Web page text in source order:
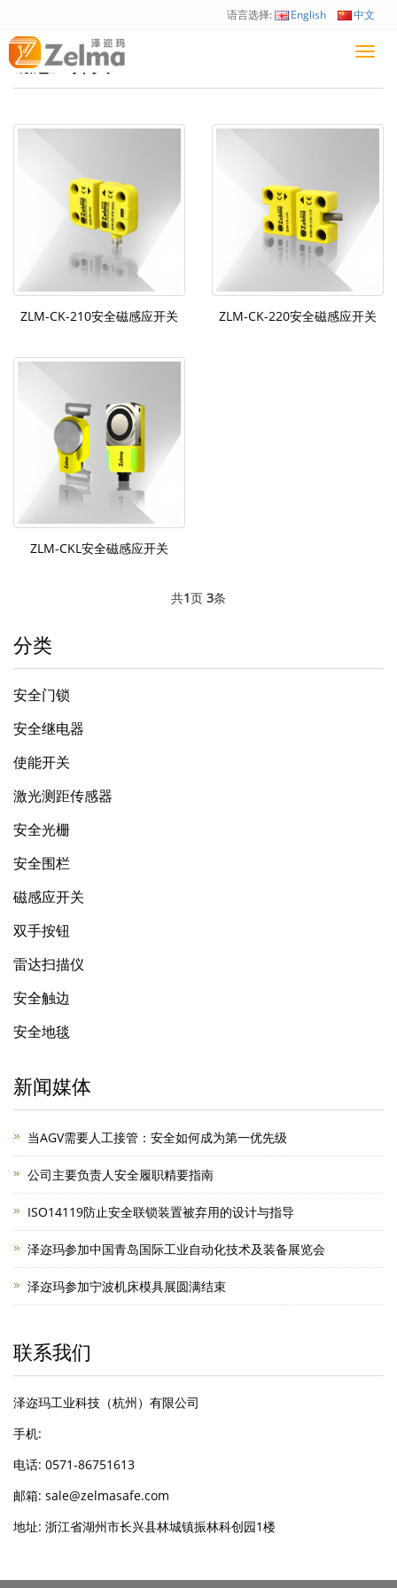
语言选择: English 中文
磁感应开关
ZLM-CK-210安全磁感应开关 ZLM-CK-220安全磁感应开关
ZLM-CKL安全磁感应开关
共1页 3条
分类
安全门锁
安全继电器
使能开关
激光测距传感器
安全光栅
安全围栏
磁感应开关
双手按钮
雷达扫描仪
安全触边
安全地毯
新闻媒体
当AGV需要人工接管：安全如何成为第一优先级
公司主要负责人安全履职精要指南
ISO14119防止安全联锁装置被弃用的设计与指导
泽迩玛参加中国青岛国际工业自动化技术及装备展览会
泽迩玛参加宁波机床模具展圆满结束
联系我们
泽迩玛工业科技（杭州）有限公司
手机:
电话: 0571-86751613
邮箱: sale@zelmasafe.com
地址: 浙江省湖州市长兴县林城镇振林科创园1楼